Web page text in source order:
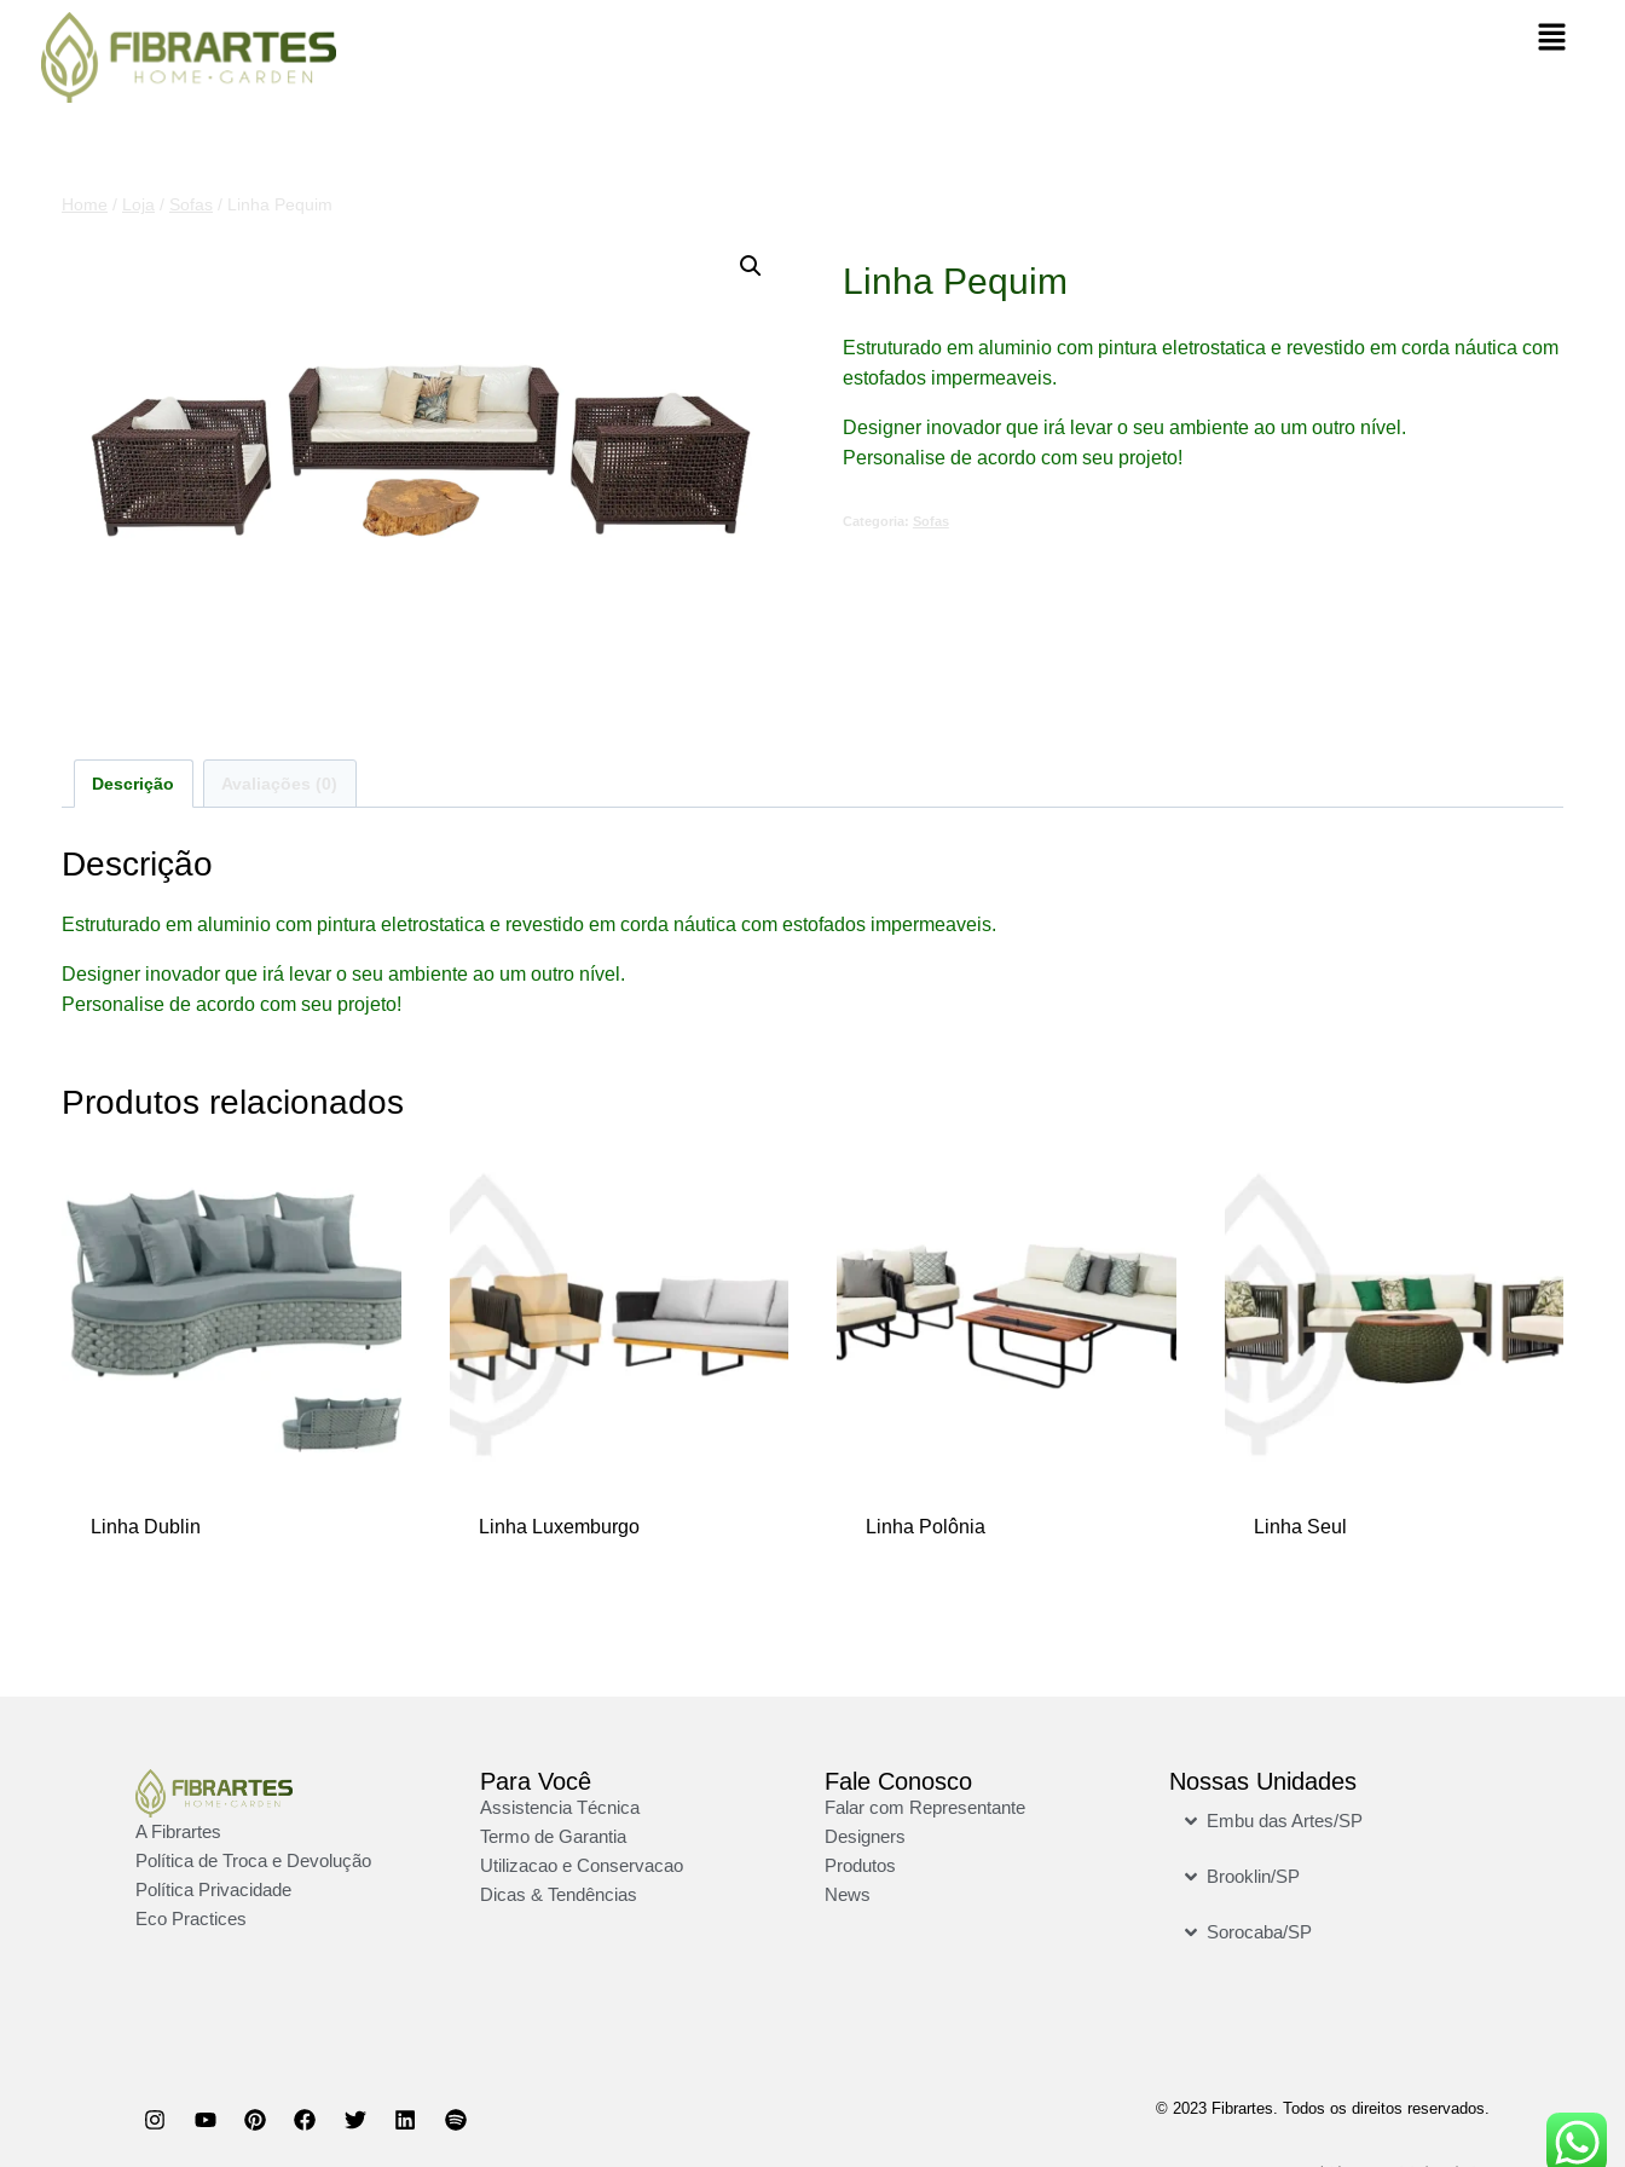
Home / Loja / Sofas / Linha Pequim
Linha Pequim
Estruturado em aluminio com pintura eletrostatica e revestido em corda náutica com
estofados impermeaveis.
Designer inovador que irá levar o seu ambiente ao um outro nível.
Personalise de acordo com seu projeto!
Categoria: Sofas
Descrição
Descrição
Estruturado em aluminio com pintura eletrostatica e revestido em corda náutica com estofados impermeaveis.
Designer inovador que irá levar o seu ambiente ao um outro nível.
Personalise de acordo com seu projeto!
Produtos relacionados
Linha Dublin Linha Luxemburgo Linha Polônia Linha Seul
A Fibrartes
Política de Troca e Devolução
Política Privacidade
Eco Practices
Para Você
Assistencia Técnica
Termo de Garantia
Utilizacao e Conservacao
Dicas & Tendências
Fale Conosco
Falar com Representante
Designers
Produtos
News
Nossas Unidades
Embu das Artes/SP
Brooklin/SP
Sorocaba/SP
© 2023 Fibrartes. Todos os direitos reservados.